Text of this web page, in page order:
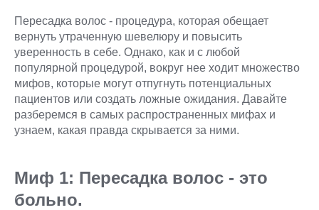
Пересадка волос - процедура, которая обещает
вернуть утраченную шевелюру и повысить
уверенность в себе. Однако, как и с любой
популярной процедурой, вокруг нее ходит множество
мифов, которые могут отпугнуть потенциальных
пациентов или создать ложные ожидания. Давайте
разберемся в самых распространенных мифах и
узнаем, какая правда скрывается за ними.
Миф 1: Пересадка волос - это
больно.